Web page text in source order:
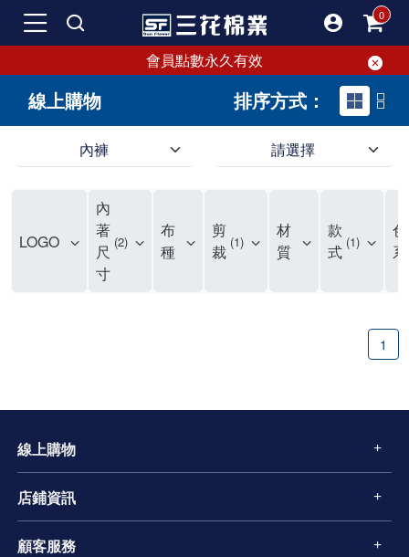
會員點數永久有效
線上購物 排序方式：
內褲 請選擇
LOGO
內
著
尺
寸
2
布
種
剪
裁 1
材
質
款
式 1
色
系
1
線上購物
店鋪資訊
顧客服務